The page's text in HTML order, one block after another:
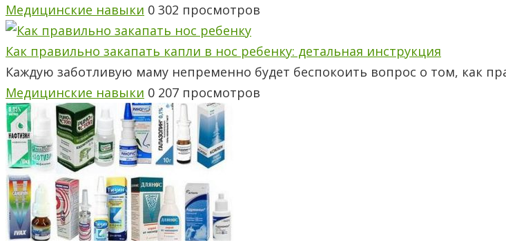
Медицинские навыки 0 302 просмотров
Как правильно закапать капли в нос ребенку: детальная инструкция
Каждую заботливую маму непременно будет беспокоить вопрос о том, как
Медицинские навыки 0 207 просмотров